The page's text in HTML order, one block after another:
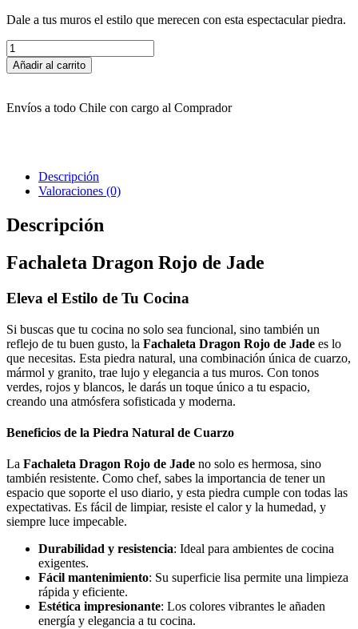
Dale a tus muros el estilo que merecen con esta espectacular piedra.
Fachaleta
Dragon
Rojo
Jade
Añadir al carrito
Envíos a todo Chile con cargo al Comprador
Descripción
Valoraciones (0)
Descripción
Fachaleta Dragon Rojo de Jade
Eleva el Estilo de Tu Cocina
Si buscas que tu cocina no solo sea funcional, sino también un
reflejo de tu buen gusto, la Fachaleta Dragon Rojo de Jade es lo
que necesitas. Esta piedra natural, una combinación única de cuarzo,
mármol y granito, trae lujo y elegancia a tus muros. Con tonos
verdes, rojos y blancos, le darás un toque único a tu espacio,
creando una atmósfera sofisticada y moderna.
Beneficios de la Piedra Natural de Cuarzo
La Fachaleta Dragon Rojo de Jade no solo es hermosa, sino
también resistente. Como chef, sabes la importancia de tener un
espacio que soporte el uso diario, y esta piedra cumple con todas las
expectativas. Es fácil de limpiar, resiste el calor y la humedad, y
siempre luce impecable.
Durabilidad y resistencia: Ideal para ambientes de cocina
exigentes.
Fácil mantenimiento: Su superficie lisa permite una limpieza
rápida y eficiente.
Estética impresionante: Los colores vibrantes le añaden
energía y elegancia a tu cocina.